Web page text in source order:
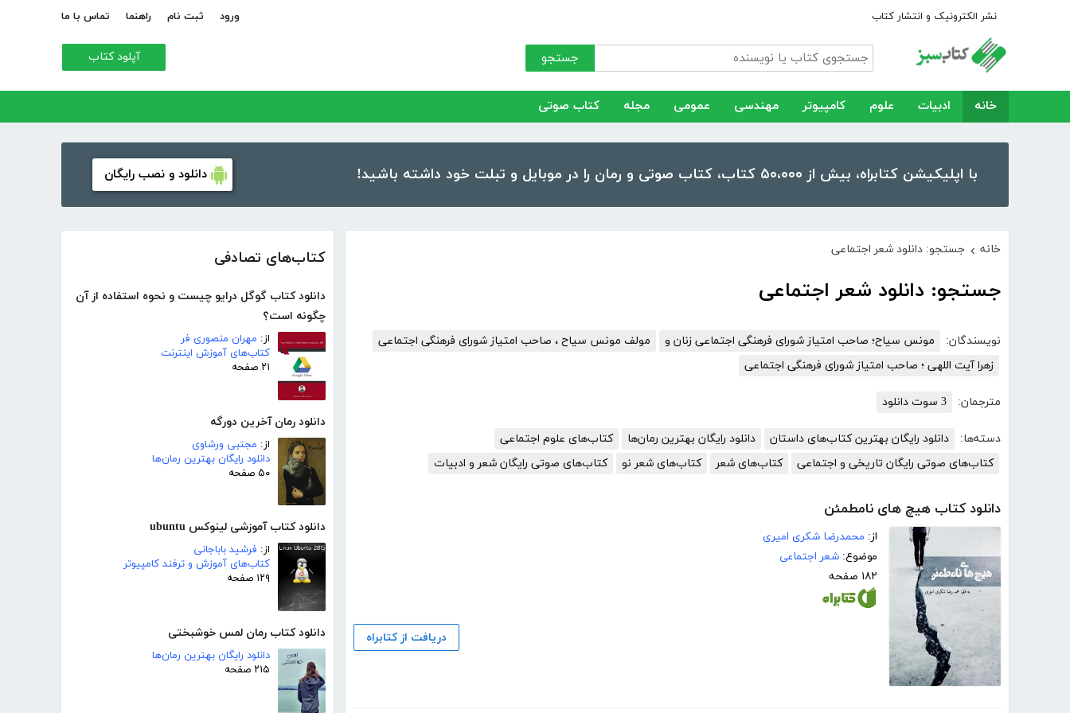
نشر الکترونیک و انتشار کتاب ورود ثبت نام راهنما تماس با ما
جستجو آپلود کتاب
خانه ادبیات علوم کامپیوتر مهندسی عمومی مجله کتاب صوتی
با اپلیکیشن کتابراه، بیش از ۵۰،۰۰۰ کتاب، کتاب صوتی و رمان را در موبایل و تبلت خود داشته باشید! دانلود و نصب رایگان
کتاب‌های تصادفی
دانلود کتاب گوگل درایو چیست و نحوه استفاده از آن
چگونه است؟
از: مهران منصوری فر
کتاب‌های آموزش اینترنت
۲۱ صفحه
دانلود رمان آخرین دورگه
از: مجتبی ورشاوی
دانلود رایگان بهترین رمان‌ها
۵۰ صفحه
دانلود کتاب آموزشی لینوکس ubuntu
از: فرشید باباجانی
کتاب‌های آموزش و ترفند کامپیوتر
۱۲۹ صفحه
دانلود کتاب رمان لمس خوشبختی
دانلود رایگان بهترین رمان‌ها
۲۱۵ صفحه
خانه › جستجو: دانلود شعر اجتماعی
جستجو: دانلود شعر اجتماعی
نویسندگان: مونس سیاح؛ صاحب امتیاز شورای فرهنگی اجتماعی زنان و
مولف مونس سیاح ، صاحب امتیاز شورای فرهنگی اجتماعی
زهرا آیت اللهی ؛ صاحب امتیاز شورای فرهنگی اجتماعی
مترجمان: 3 سوت دانلود
دسته‌ها: دانلود رایگان بهترین کتاب‌های داستان دانلود رایگان بهترین رمان‌ها
کتاب‌های علوم اجتماعی
کتاب‌های صوتی رایگان تاریخی و اجتماعی
کتاب‌های شعر کتاب‌های شعر نو کتاب‌های صوتی رایگان شعر و ادبیات
دانلود کتاب هیچ های نامطمئن
از: محمدرضا شکری امیری
موضوع: شعر اجتماعی
۱۸۲ صفحه
دریافت از کتابراه